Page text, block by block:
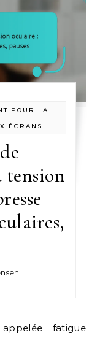
POUR LA
ÉCRANS
tension